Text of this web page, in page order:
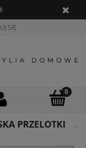
SIĘ
PRZELOTKI